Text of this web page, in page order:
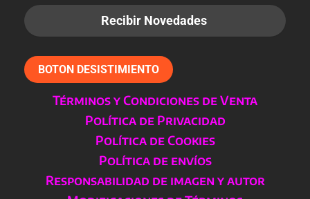
BOTON DESISTIMIENTO
Términos y Condiciones de Venta
Política de Privacidad
Política de Cookies
Política de envíos
Responsabilidad de imagen y autor